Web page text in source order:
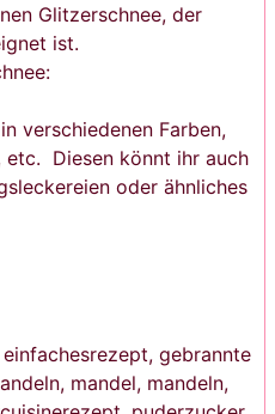
Glitzerschnee, der
ist.
verschiedenen Farben,
etc. Diesen könnt ihr auch
oder ähnliches
gebrannte
mandel, mandeln,